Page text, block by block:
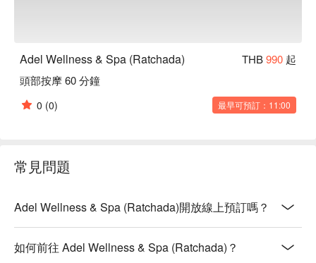
Adel Wellness & Spa (Ratchada) THB990 起
頭部按摩 60 分鐘
0 (0) 最早可預訂：11:00
常見問題
Adel Wellness & Spa (Ratchada)開放線上預訂嗎？
如何前往 Adel Wellness & Spa (Ratchada)？